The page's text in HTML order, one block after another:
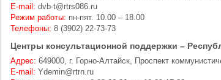
E-mail: dvb-t@rtrs086.ru
Режим работы: пн-пят. 10.00 – 18.00
Телефоны: 8 (3902) 22-73-73
Центры консультационной поддержки –
Адрес: 649000, г. Горно-Алтайск, Проспект
E-mail: Ydemin@rtrn.ru